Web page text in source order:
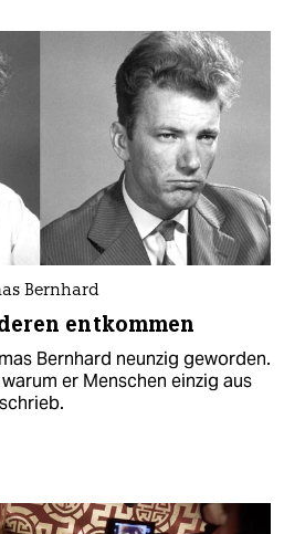
Bernhard
entkommen
Bernhard neunzig geworden.
er Menschen einzig aus